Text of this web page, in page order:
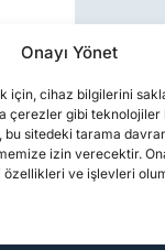
Onayı Yönet
için, cihaz bilgilerini
çerezler gibi teknolojiler
sitedeki tarama
izin verecektir.
özellikleri ve işlevleri